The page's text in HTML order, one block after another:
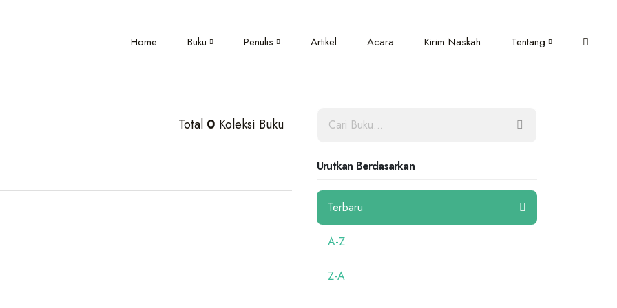
Home Buku Penulis Artikel Acara Kirim Naskah Tentang
Total 0 Koleksi Buku
Urutkan Berdasarkan
Terbaru
A-Z
Z-A